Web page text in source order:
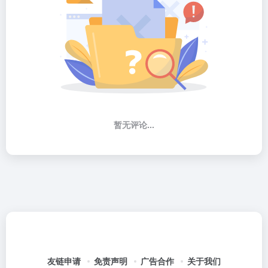
暂无评论...
友链申请 免责声明 广告合作 关于我们